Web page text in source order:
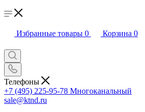
Избранные товары 0 Корзина 0
Телефоны
+7 (495) 225-95-78 Многоканальный
sale@ktnd.ru